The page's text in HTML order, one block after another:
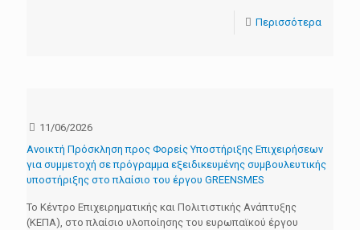
Περισσότερα
11/06/2026
Ανοικτή Πρόσκληση προς Φορείς Υποστήριξης Επιχειρήσεων
για συμμετοχή σε πρόγραμμα εξειδικευμένης συμβουλευτικής
υποστήριξης στο πλαίσιο του έργου GREENSMES
Το Κέντρο Επιχειρηματικής και Πολιτιστικής Ανάπτυξης
(ΚΕΠΑ), στο πλαίσιο υλοποίησης του ευρωπαϊκού έργου